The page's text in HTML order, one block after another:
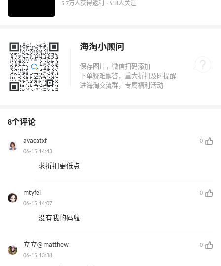
5.7万人获得返利 · 618人关注
海淘小顾问
8个评论
avacatxf
0
06-15 14:43
求折扣更低点
mtyfei
0
06-15 14:07
没有我的码啦
立立@matthew
0
06-15 13:38